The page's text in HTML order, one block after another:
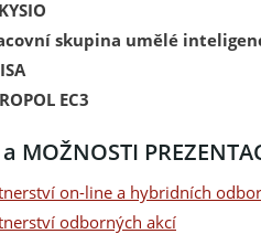
skupina umělé
EC3
MOŽNOSTI
on-line a hybridních
odborných akcí